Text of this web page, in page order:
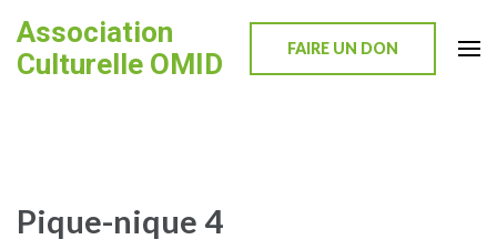
to
content
Association
Culturelle OMID
FAIRE UN DON
Pique-nique 4